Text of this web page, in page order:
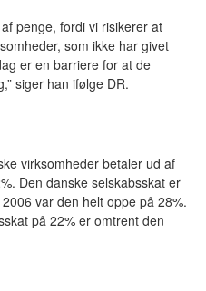
penge, fordi vi risikerer at
som ikke har givet
er en barriere for at de
siger han ifølge DR.
virksomheder betaler ud af
Den danske selskabsskat er
var den helt oppe på 28%.
på 22% er omtrent den